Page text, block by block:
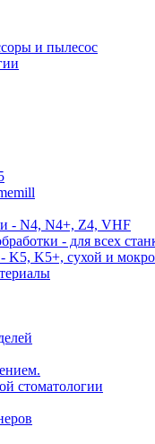
и пылесос
- N4, N4+, Z4, VHF
- для всех
K5, K5+, сухой и
стоматологии